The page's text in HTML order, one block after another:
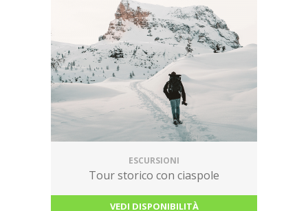
ESCURSIONI
Tour storico con ciaspole
VEDI DISPONIBILITÀ